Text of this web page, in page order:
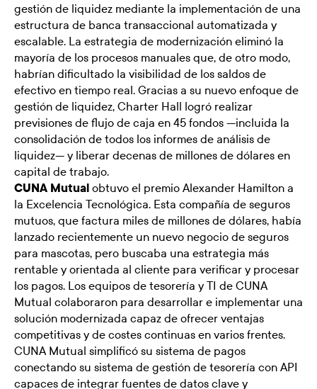
gestión de liquidez mediante la implementación de una
estructura de banca transaccional automatizada y
escalable. La estrategia de modernización eliminó la
mayoría de los procesos manuales que, de otro modo,
habrían dificultado la visibilidad de los saldos de
efectivo en tiempo real. Gracias a su nuevo enfoque de
gestión de liquidez, Charter Hall logró realizar
previsiones de flujo de caja en 45 fondos —incluida la
consolidación de todos los informes de análisis de
liquidez— y liberar decenas de millones de dólares en
capital de trabajo.
CUNA Mutual obtuvo el premio Alexander Hamilton a
la Excelencia Tecnológica. Esta compañía de seguros
mutuos, que factura miles de millones de dólares, había
lanzado recientemente un nuevo negocio de seguros
para mascotas, pero buscaba una estrategia más
rentable y orientada al cliente para verificar y procesar
los pagos. Los equipos de tesorería y TI de CUNA
Mutual colaboraron para desarrollar e implementar una
solución modernizada capaz de ofrecer ventajas
competitivas y de costes continuas en varios frentes.
CUNA Mutual simplificó su sistema de pagos
conectando su sistema de gestión de tesorería con API
capaces de integrar fuentes de datos clave y